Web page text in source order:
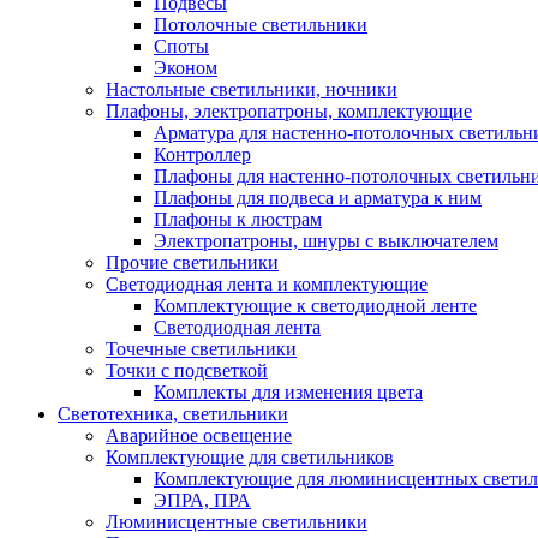
Потолочные светильники
Споты
Эконом
Настольные светильники, ночники
Плафоны, электропатроны, комплектующие
Арматура для настенно-потолочных
Контроллер
Плафоны для настенно-потолочных
Плафоны для подвеса и арматура к ним
Плафоны к люстрам
Электропатроны, шнуры с выключателем
Прочие светильники
Светодиодная лента и комплектующие
Комплектующие к светодиодной ленте
Светодиодная лента
Точечные светильники
Точки с подсветкой
Комплекты для изменения цвета
Светотехника, светильники
Аварийное освещение
Комплектующие для светильников
Комплектующие для люминисцентных
ЭПРА, ПРА
Люминисцентные светильники